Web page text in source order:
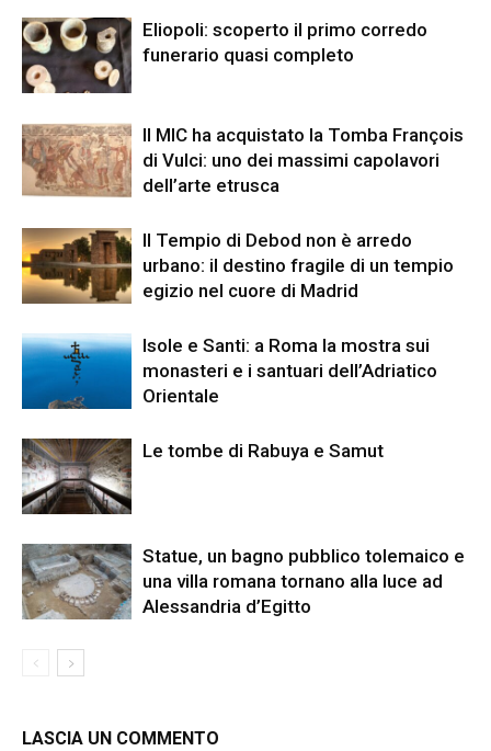
Eliopoli: scoperto il primo corredo
funerario quasi completo
Il MIC ha acquistato la Tomba François
di Vulci: uno dei massimi capolavori
dell’arte etrusca
Il Tempio di Debod non è arredo
urbano: il destino fragile di un tempio
egizio nel cuore di Madrid
Isole e Santi: a Roma la mostra sui
monasteri e i santuari dell’Adriatico
Orientale
Le tombe di Rabuya e Samut
Statue, un bagno pubblico tolemaico e
una villa romana tornano alla luce ad
Alessandria d’Egitto
LASCIA UN COMMENTO